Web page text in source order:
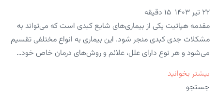
۲۲ تیر ۱۴۰۳
مقدمه هپاتیت یکی از بیماری‌های شایع کبدی است که می‌تواند به
مشکلات جدی کبدی منجر شود. این بیماری به انواع مختلفی تقسیم
می‌شود و هر نوع دارای علل، علائم و روش‌های درمان خاص خود…
بیشتر بخوانید
جستجو